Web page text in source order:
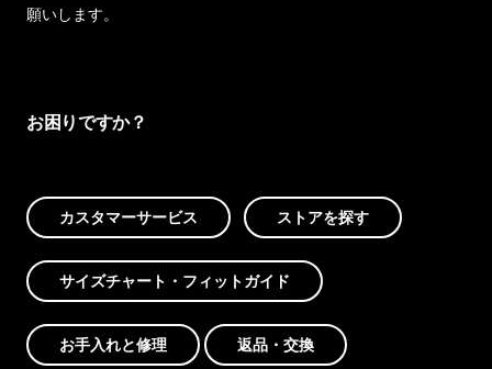
願いします。
お困りですか？
カスタマーサービス ストアを探す
サイズチャート・フィットガイド
お手入れと修理 返品・交換